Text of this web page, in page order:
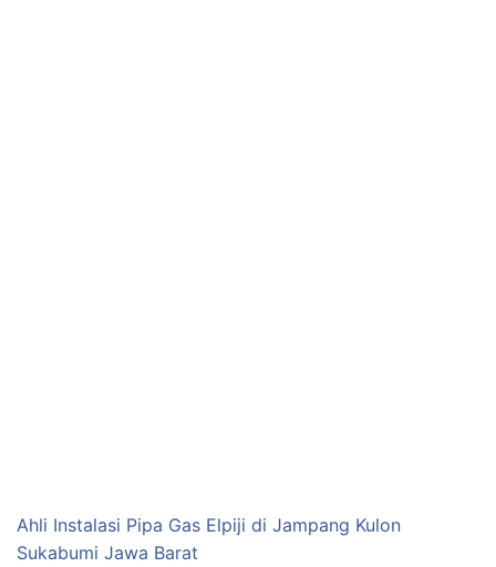
Ahli Instalasi Pipa Gas Elpiji di Jampang Kulon
Sukabumi Jawa Barat